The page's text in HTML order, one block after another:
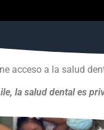
acceso a la salud
la salud dental es